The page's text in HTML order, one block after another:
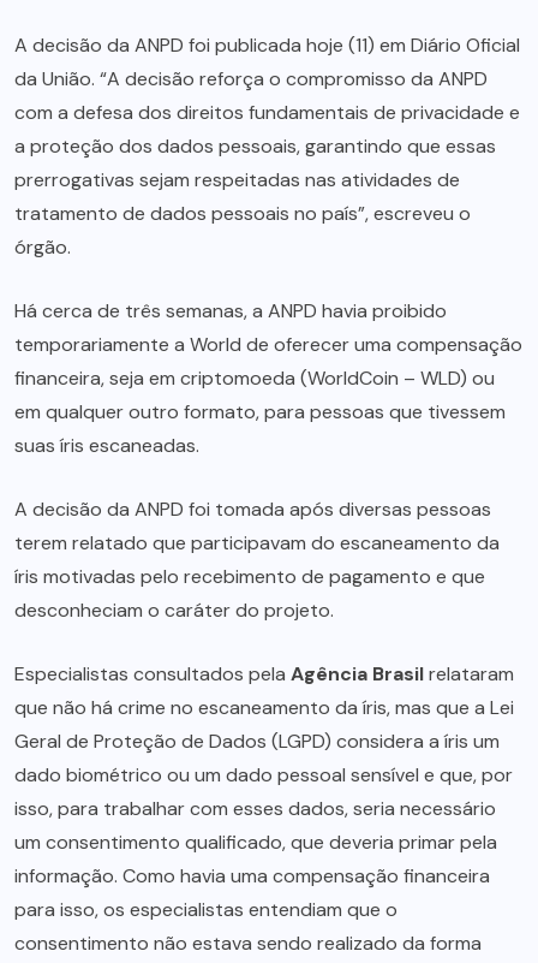
A decisão da ANPD foi publicada hoje (11) em Diário Oficial
da União. “A decisão reforça o compromisso da ANPD
com a defesa dos direitos fundamentais de privacidade e
a proteção dos dados pessoais, garantindo que essas
prerrogativas sejam respeitadas nas atividades de
tratamento de dados pessoais no país”, escreveu o
órgão.
Há cerca de três semanas, a ANPD havia proibido
temporariamente a World de oferecer uma compensação
financeira, seja em criptomoeda (WorldCoin – WLD) ou
em qualquer outro formato, para pessoas que tivessem
suas íris escaneadas.
A decisão da ANPD foi tomada após diversas pessoas
terem relatado que participavam do escaneamento da
íris motivadas pelo recebimento de pagamento e que
desconheciam o caráter do projeto.
Especialistas consultados pela Agência Brasilrelataram
que não há crime no escaneamento da íris, mas que a Lei
Geral de Proteção de Dados (LGPD) considera a íris um
dado biométrico ou um dado pessoal sensível e que, por
isso, para trabalhar com esses dados, seria necessário
um consentimento qualificado, que deveria primar pela
informação. Como havia uma compensação financeira
para isso, os especialistas entendiam que o
consentimento não estava sendo realizado da forma